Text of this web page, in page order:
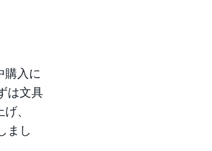
購入に
は文具
、
まし